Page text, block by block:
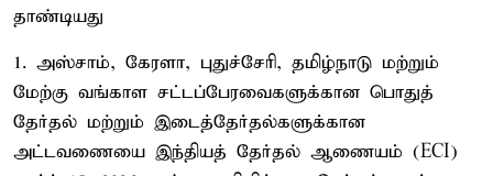
தாண்டியது
1. அஸ்சாம், கேரளா, புதுச்சேரி, தமிழ்நாடு மற்றும்
மேற்கு வங்காள சட்டப்பேரவைகளுக்கான பொதுத்
தேர்தல் மற்றும் இடைத்தேர்தல்களுக்கான
அட்டவணையை இந்தியத் தேர்தல் ஆணையம் (ECI)